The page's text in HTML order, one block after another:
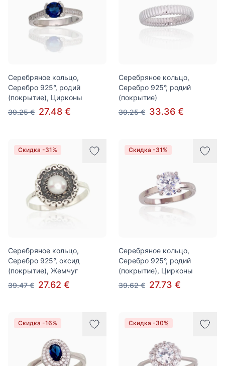
Серебряное кольцо,
Серебро 925°, родий
(покрытие), Цирконы
39.25 € 27.48 €
Серебряное кольцо,
Серебро 925°, родий
(покрытие)
39.25 € 33.36 €
Скидка -31%
Серебряное кольцо,
Серебро 925°, оксид
(покрытие), Жемчуг
39.47 € 27.62 €
Скидка -31%
Серебряное кольцо,
Серебро 925°, родий
(покрытие), Цирконы
39.62 € 27.73 €
Скидка -16% Скидка -30%